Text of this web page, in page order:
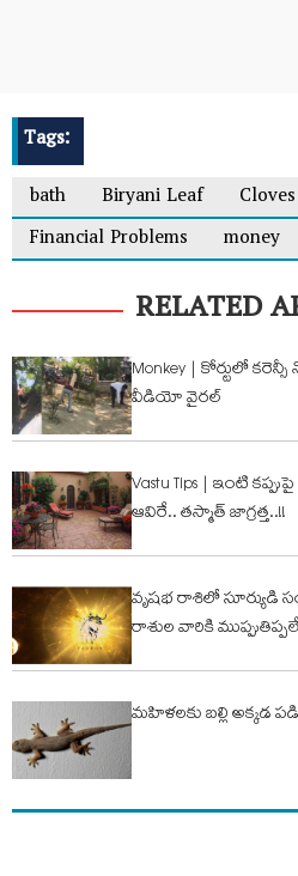
Tags:
bath
Biryani Leaf Cloves
Financial Problems
money
RELATED
Monkey | కోర్టులో
వీడియో వైర‌ల్
Vastu Tips | ఇంటి
ఆవిరే.. త‌స్మాత్ జాగ్ర‌త్త‌..!!
వృష‌భ రాశిలో సూర్యుడి
రాశుల వారికి
మ‌హిళ‌ల‌కు బ‌ల్లి అక్క‌డ